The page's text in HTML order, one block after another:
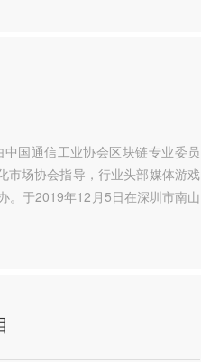
国通信工业协会区块链专业委员
市场协会指导，行业头部媒体游戏
。于2019年12月5日在深圳市南山